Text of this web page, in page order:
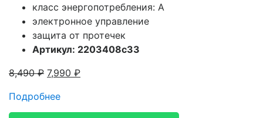
класс энергопотребления: A
электронное управление
защита от протечек
Артикул: 2203408c33
8,490₽ 7,990 ₽
Подробнее